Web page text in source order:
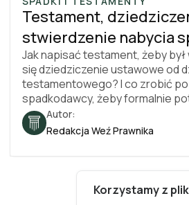
Testament,
stwierdzenie nabycia
Jak napisać testament, żeby był
się dziedziczenie ustawowe od
testamentowego? I co zrobić
spadkodawcy, żeby formalnie
spadku? W tym artykule
zasady sporządzania
jest testament wspólny, jak
stwierdzenie nabycia spadku i
Autor:
Redakcja Weź Prawnika
Korzystamy z